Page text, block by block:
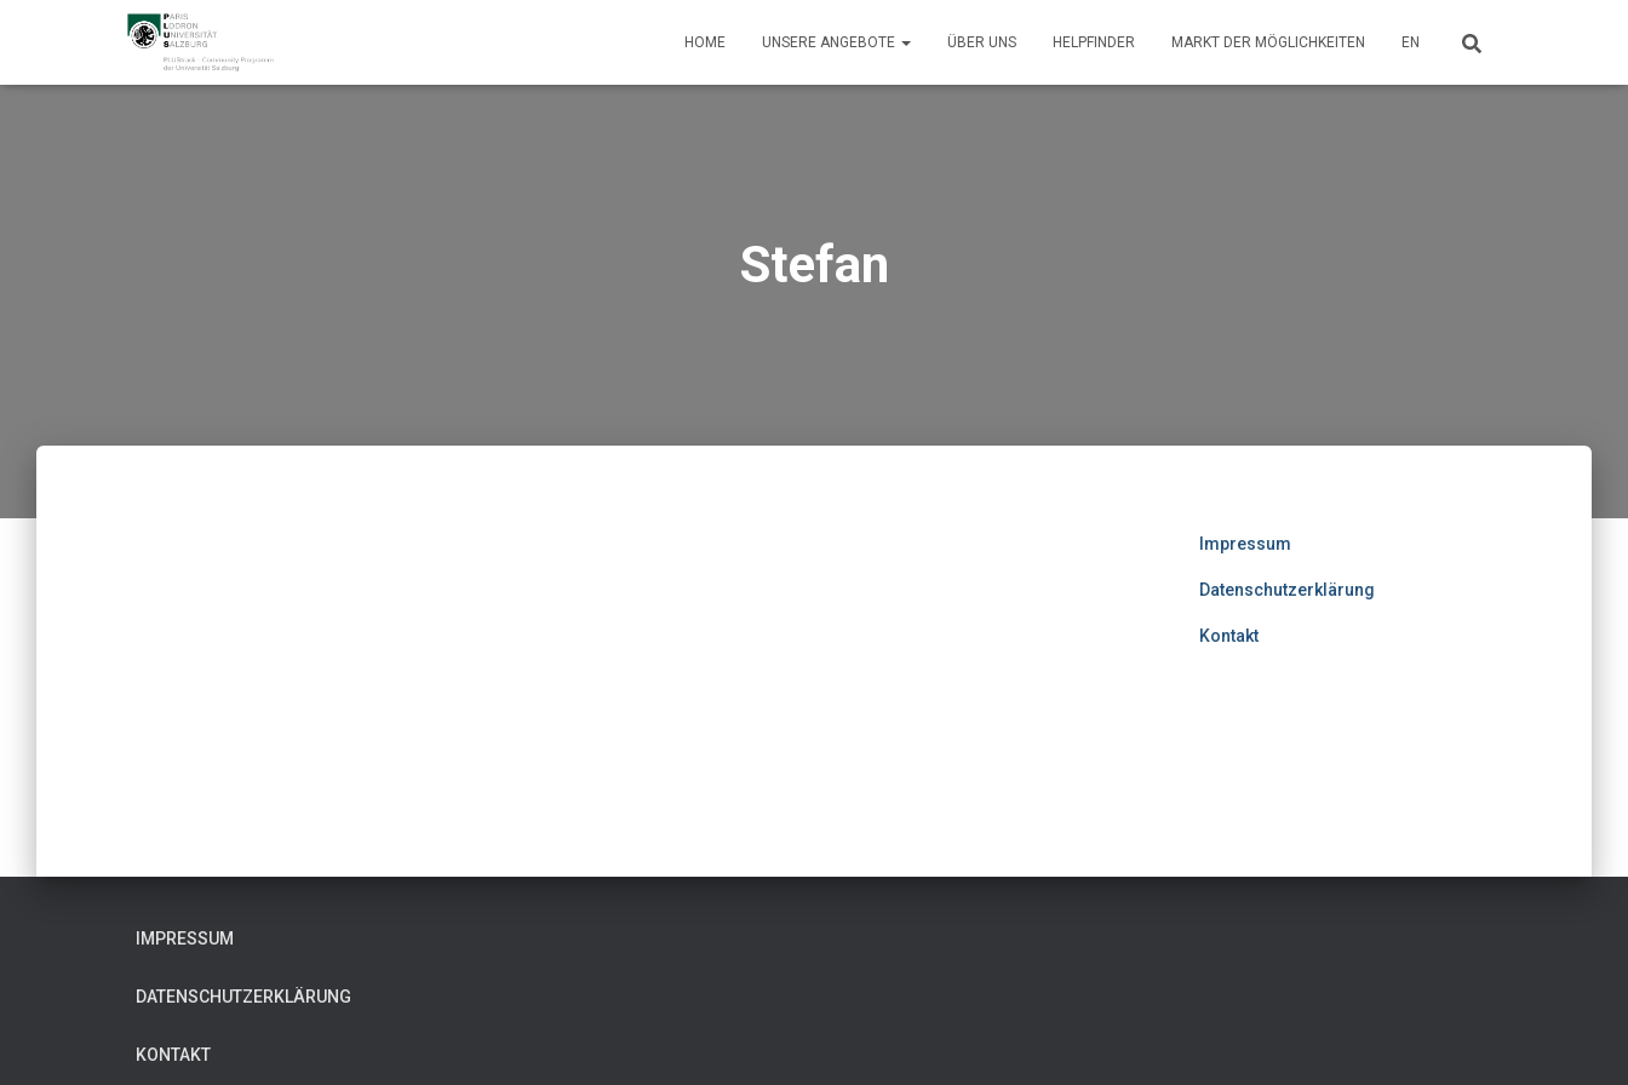
HOME UNSERE ANGEBOTE ÜBER UNS HELPFINDER MARKT DER MÖGLICHKEITEN EN
Stefan
Impressum
Datenschutzerklärung
Kontakt
IMPRESSUM
DATENSCHUTZERKLÄRUNG
KONTAKT